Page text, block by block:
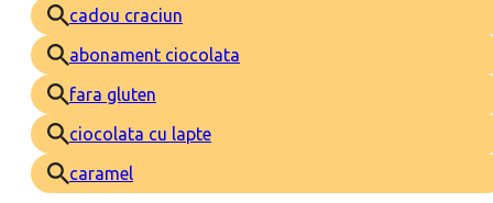
cadou craciun
abonament ciocolata
fara gluten
ciocolata cu lapte
caramel